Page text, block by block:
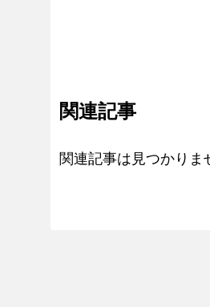
関連記事
関連記事は見つかりま